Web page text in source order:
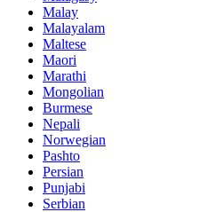
Malay
Malayalam
Maltese
Maori
Marathi
Mongolian
Burmese
Nepali
Norwegian
Pashto
Persian
Punjabi
Serbian